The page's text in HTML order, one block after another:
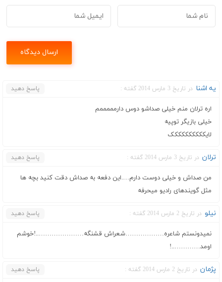
یه اشنا در تاریخ 3 مارس 2014 گفته : پاسخ دهید
اره ترلان منم خیلی صداشو دوس دارمممممم
خیلی بازیگر توپیه
لایکککککککککک
ترلان در تاریخ 3 مارس 2014 گفته : پاسخ دهید
من صداش و خیلی دوست دارم….این دفعه به صداش دقت کنید بچه ها
مثل گویندهای رادیو میحرفه
نیلو در تاریخ 2 مارس 2014 گفته : پاسخ دهید
نمیدونستم شاعره………………شعراش قشنگه…………………..!خوشم
اومد…………..!
پژمان در تاریخ 2 مارس 2014 گفته : پاسخ دهید